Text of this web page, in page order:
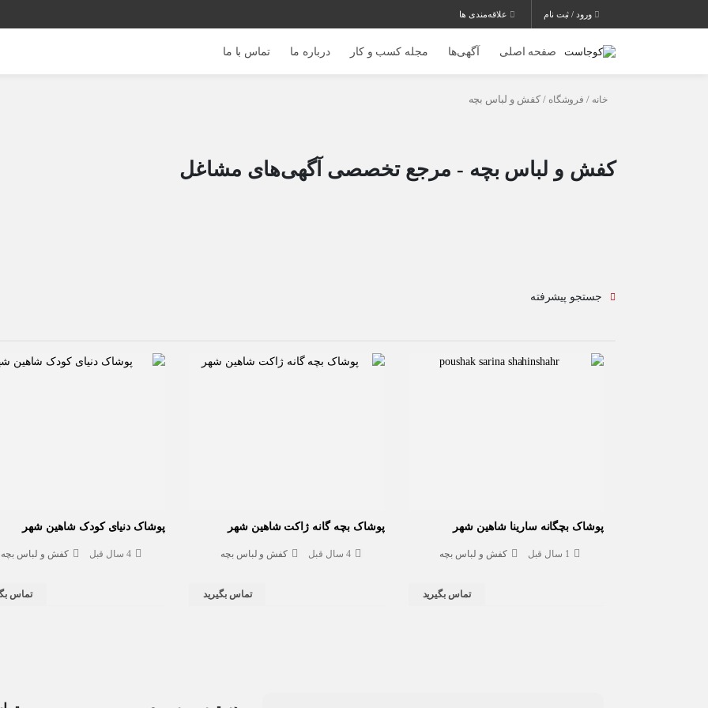
ورود / ثبت نام علاقه‌مندی ها
صفحه اصلی آگهی‌ها مجله کسب و کار درباره ما تماس با ما
خانه / فروشگاه / کفش و لباس بچه
کفش و لباس بچه - مرجع تخصصی آگهی‌های مشاغل
جستجو پیشرفته
تماس بگیرید
پوشاک بچگانه سارینا شاهین شهر
1 سال قبل کفش و لباس بچه
تماس بگیرید
پوشاک بچه گانه ژاکت شاهین شهر
4 سال قبل کفش و لباس بچه
تماس
پوشاک دنیای کودک شاهین شهر
4 سال قبل کفش و لباس بچه